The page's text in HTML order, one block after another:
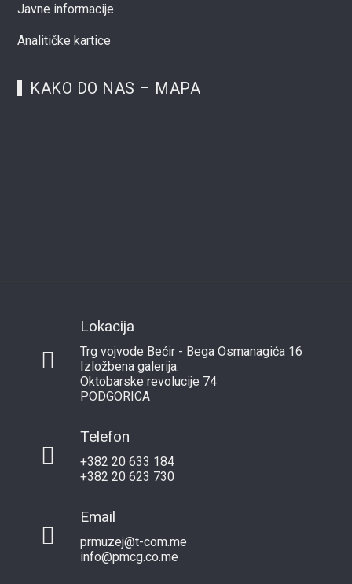
Javne informacije
Analitičke kartice
KAKO DO NAS – MAPA
Lokacija
Trg vojvode Bećir - Bega Osmanagića 16
Izložbena galerija:
Oktobarske revolucije 74
PODGORICA
Telefon
+382 20 633 184
+382 20 623 730
Email
prmuzej@t-com.me
info@pmcg.co.me